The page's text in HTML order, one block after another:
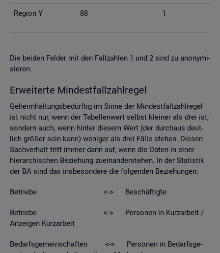
Re­gi­on Y 88 1
Die bei­den Fel­der mit den Fall­zah­len 1 und 2 sind zu an­ony­mi­
sie­ren.
Er­wei­ter­te Min­dest­fall­zahl­re­gel
Ge­heim­hal­tungs­be­dürf­tig im Sinne der Min­dest­fall­zahl­re­gel
ist nicht nur, wenn der Ta­bel­len­wert selbst klei­ner als drei ist,
son­dern auch, wenn hin­ter die­sem Wert (der durch­aus deut­
lich grö­ßer sein kann) we­ni­ger als drei Fälle ste­hen. Die­sen
Sach­ver­halt tritt immer dann auf, wenn die Daten in einer
hier­ar­chi­schen Be­zie­hung zu­ein­an­der­ste­hen. In der Sta­tis­tik
der BA sind das ins­be­son­de­re die fol­gen­den Be­zie­hun­gen:
Be­trie­be <-> Be­schäf­tig­te
Be­trie­be <-> Per­so­nen in Kurz­ar­beit /
An­zei­gen Kurz­ar­beit
Be­darfs­ge­mein­schaf­ten <-> Per­so­nen in Be­darfs­ge­